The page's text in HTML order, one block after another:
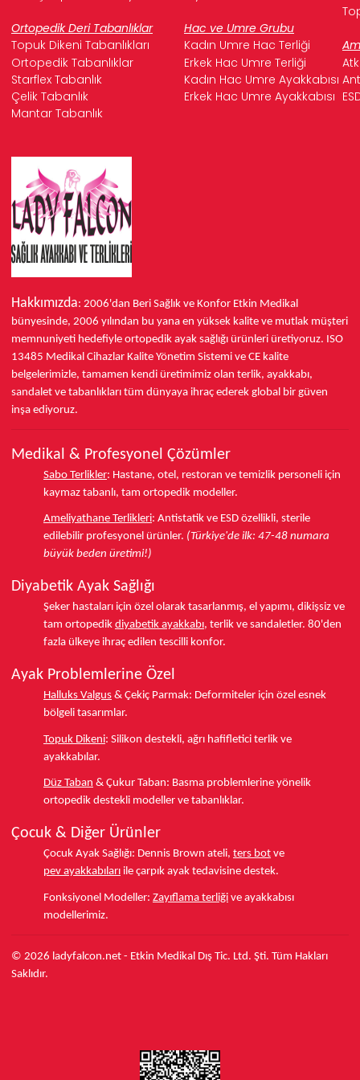
Ortopedik Deri Tabanlıklar
Hac ve Umre Grubu
Topuk Dikeni Tabanlıkları
Kadın Umre Hac Terliği
Ortopedik Tabanlıklar
Erkek Hac Umre Terliği
Starflex Tabanlık
Kadın Hac Umre Ayakkabısı
Çelik Tabanlık
Erkek Hac Umre Ayakkabısı
Mantar Tabanlık
Hakkımızda: 2006'dan Beri Sağlık ve Konfor Etkin Medikal
bünyesinde, 2006 yılından bu yana en yüksek kalite ve mutlak müşteri
memnuniyeti hedefiyle ortopedik ayak sağlığı ürünleri üretiyoruz. ISO
13485 Medikal Cihazlar Kalite Yönetim Sistemi ve CE kalite
belgelerimizle, tamamen kendi üretimimiz olan terlik, ayakkabı,
sandalet ve tabanlıkları tüm dünyaya ihraç ederek global bir güven
inşa ediyoruz.
Medikal & Profesyonel Çözümler
Sabo Terlikler: Hastane, otel, restoran ve temizlik personeli için
kaymaz tabanlı, tam ortopedik modeller.
Ameliyathane Terlikleri: Antistatik ve ESD özellikli, sterile
edilebilir profesyonel ürünler. (Türkiye'de ilk: 47-48 numara
büyük beden üretimi!)
Diyabetik Ayak Sağlığı
Şeker hastaları için özel olarak tasarlanmış, el yapımı, dikişsiz ve
tam ortopedik diyabetik ayakkabı, terlik ve sandaletler. 80'den
fazla ülkeye ihraç edilen tescilli konfor.
Ayak Problemlerine Özel
Halluks Valgus & Çekiç Parmak: Deformiteler için özel esnek
bölgeli tasarımlar.
Topuk Dikeni: Silikon destekli, ağrı hafifletici terlik ve
ayakkabılar.
Düz Taban & Çukur Taban: Basma problemlerine yönelik
ortopedik destekli modeller ve tabanlıklar.
Çocuk & Diğer Ürünler
Çocuk Ayak Sağlığı: Dennis Brown ateli, ters bot ve
pev ayakkabıları ile çarpık ayak tedavisine destek.
Fonksiyonel Modeller: Zayıflama terliği ve ayakkabısı
modellerimiz.
© 2026 ladyfalcon.net - Etkin Medikal Dış Tic. Ltd. Şti. Tüm Hakları
Saklıdır.